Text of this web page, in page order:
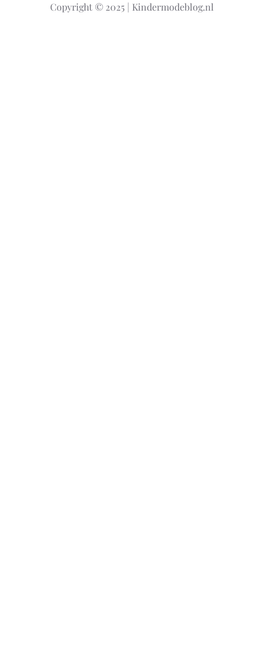
e
Copyright © 2025 | Kindermodeblog.nl